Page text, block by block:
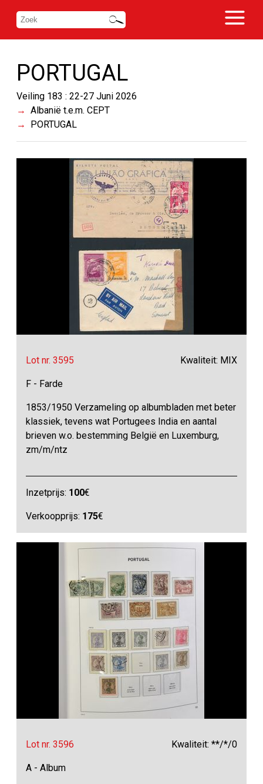
PORTUGAL
Veiling 183 : 22-27 Juni 2026
Albanië t.e.m. CEPT
PORTUGAL
Lot nr. 3595 Kwaliteit: MIX
F - Farde
1853/1950 Verzameling op albumbladen met beter
klassiek, tevens wat Portugees India en aantal
brieven w.o. bestemming België en Luxemburg,
zm/m/ntz
Inzetprijs: 100€
Verkoopprijs: 175€
Lot nr. 3596 Kwaliteit: **/*/0
A - Album